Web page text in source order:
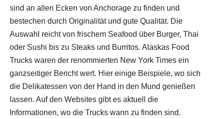
sind an allen Ecken von Anchorage zu finden und
bestechen durch Originalität und gute Qualität. Die
Auswahl reicht von frischem Seafood über Burger, Thai
oder Sushi bis zu Steaks und Burritos. Alaskas Food
Trucks waren der renommierten New York Times ein
ganzseitiger Bericht wert. Hier einige Beispiele, wo sich
die Delikatessen von der Hand in den Mund genießen
lassen. Auf den Websites gibt es aktuell die
Informationen, wo die Trucks wann zu finden sind.